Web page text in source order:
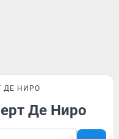
ДЕ НИРО
Де Ниро